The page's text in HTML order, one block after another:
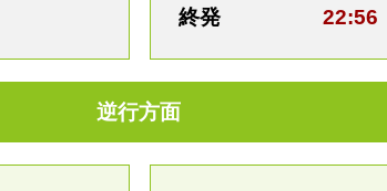
終発 22:56
逆行方面